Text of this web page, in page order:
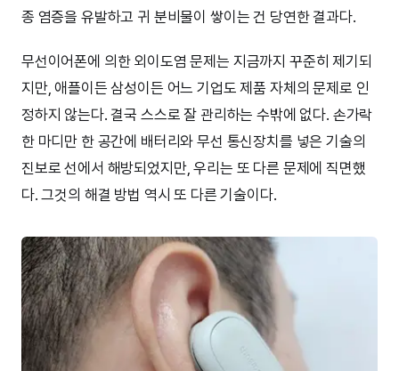
종 염증을 유발하고 귀 분비물이 쌓이는 건 당연한 결과다.
무선이어폰에 의한 외이도염 문제는 지금까지 꾸준히 제기되
지만, 애플이든 삼성이든 어느 기업도 제품 자체의 문제로 인
정하지 않는다. 결국 스스로 잘 관리하는 수밖에 없다. 손가락
한 마디만 한 공간에 배터리와 무선 통신장치를 넣은 기술의
진보로 선에서 해방되었지만, 우리는 또 다른 문제에 직면했
다. 그것의 해결 방법 역시 또 다른 기술이다.